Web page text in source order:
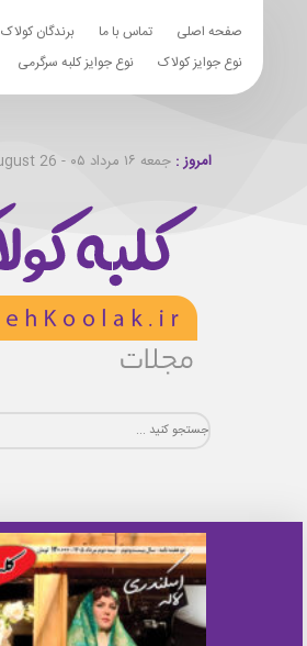
صفحه اصلی تماس با ما برندگان کولاک
نوع جوایز کولاک
نوع جوایز کلبه سرگرمی
امروز :جمعه ۱۶ مرداد ۰۵ - Friday 7th August 26